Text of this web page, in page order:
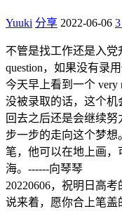
Yuuki 分享 2022-06-06
不管是找工作还是入
question，如果没有录
今天早上看到一个 very
没被录取的话，这个
回去之后还是会继续
步一步的走向这个梦
笔，他可以在地上画
海。------向琴琴
20220606，祝明日高
说来着，愿你合上笔